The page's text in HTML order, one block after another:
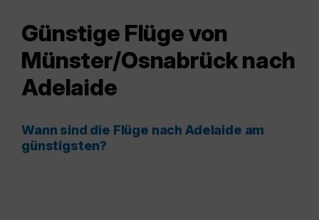
Günstige Flüge von
Münster/Osnabrück nach
Adelaide
Wann sind die Flüge nach Adelaide am
günstigsten?